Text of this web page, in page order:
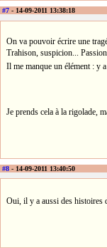
#7 - 14-09-2011 13:38:18
On va pouvoir écrire une
Trahison, suspicion...
Il me manque un élément : y
Je prends cela à la rigolade,
#8 - 14-09-2011 13:40:50
Oui, il y a aussi des histoires